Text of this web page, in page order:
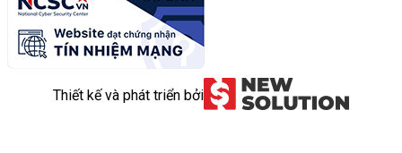
Thiết kế và phát triển bởi